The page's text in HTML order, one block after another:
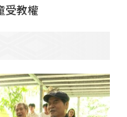
受教權